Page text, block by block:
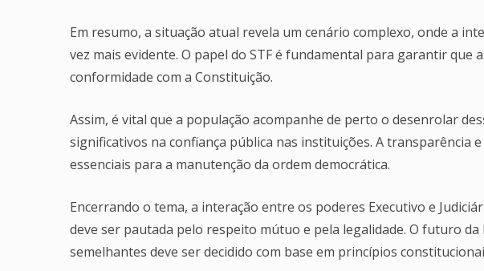
Em resumo, a situação atual revela um cenário complexo, onde a
vez mais evidente. O papel do STF é fundamental para garantir que
conformidade com a Constituição.
Assim, é vital que a população acompanhe de perto o desenrolar
significativos na confiança pública nas instituições. A transparência
essenciais para a manutenção da ordem democrática.
Encerrando o tema, a interação entre os poderes Executivo e
deve ser pautada pelo respeito mútuo e pela legalidade. O futuro
semelhantes deve ser decidido com base em princípios